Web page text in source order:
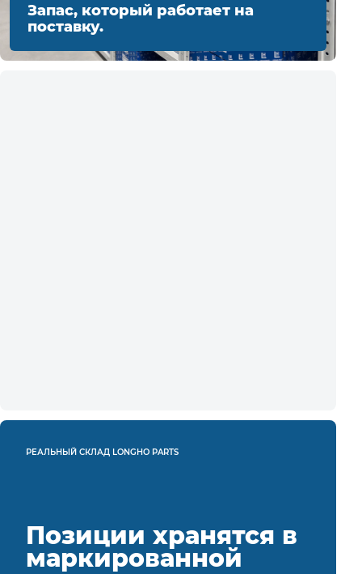
Запас, который работает на
поставку.
РЕАЛЬНЫЙ СКЛАД LONGHO PARTS
Позиции хранятся в
маркированной